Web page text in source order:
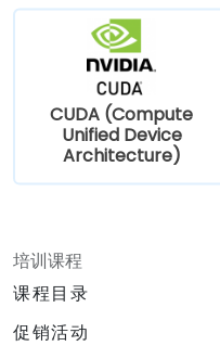
CUDA (Compute
Unified Device
Architecture)
培训课程
课程目录
促销活动